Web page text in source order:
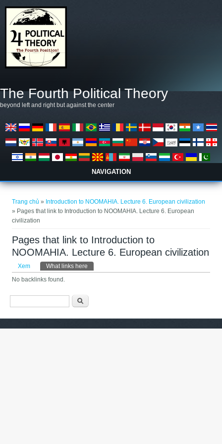
The Fourth Political Theory
beyond left and right but against the center
NAVIGATION
Trang chủ » Introduction to NOOMAHIA. Lecture 6. European civilization
» Pages that link to Introduction to NOOMAHIA. Lecture 6. European
civilization
Pages that link to Introduction to
NOOMAHIA. Lecture 6. European civilization
Tab chính
Xem What links here
No backlinks found.
Biểu mẫu tìm kiếm